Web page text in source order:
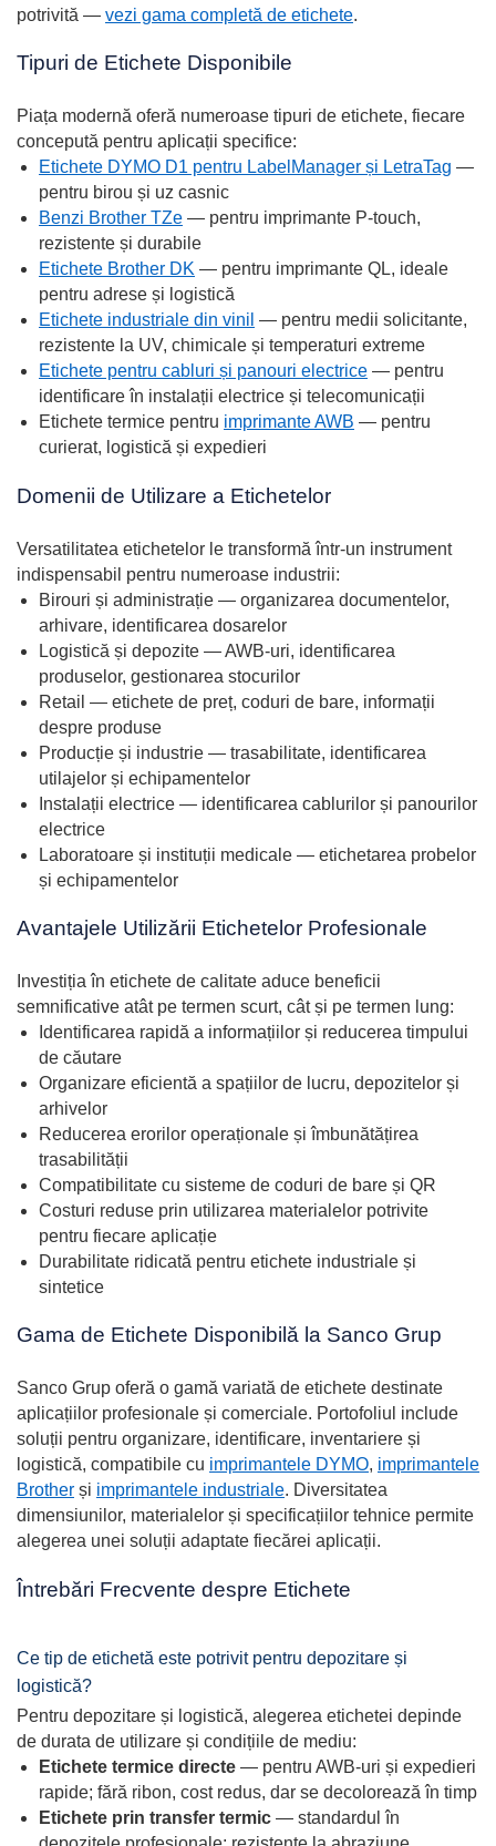
potrivită — vezi gama completă de etichete.
Tipuri de Etichete Disponibile
Piața modernă oferă numeroase tipuri de etichete, fiecare
concepută pentru aplicații specifice:
Etichete DYMO D1 pentru LabelManager și LetraTag —
pentru birou și uz casnic
Benzi Brother TZe — pentru imprimante P-touch,
rezistente și durabile
Etichete Brother DK — pentru imprimante QL, ideale
pentru adrese și logistică
Etichete industriale din vinil — pentru medii solicitante,
rezistente la UV, chimicale și temperaturi extreme
Etichete pentru cabluri și panouri electrice — pentru
identificare în instalații electrice și telecomunicații
Etichete termice pentru imprimante AWB — pentru
curierat, logistică și expedieri
Domenii de Utilizare a Etichetelor
Versatilitatea etichetelor le transformă într-un instrument
indispensabil pentru numeroase industrii:
Birouri și administrație — organizarea documentelor,
arhivare, identificarea dosarelor
Logistică și depozite — AWB-uri, identificarea
produselor, gestionarea stocurilor
Retail — etichete de preț, coduri de bare, informații
despre produse
Producție și industrie — trasabilitate, identificarea
utilajelor și echipamentelor
Instalații electrice — identificarea cablurilor și panourilor
electrice
Laboratoare și instituții medicale — etichetarea probelor
și echipamentelor
Avantajele Utilizării Etichetelor Profesionale
Investiția în etichete de calitate aduce beneficii
semnificative atât pe termen scurt, cât și pe termen lung:
Identificarea rapidă a informațiilor și reducerea timpului
de căutare
Organizare eficientă a spațiilor de lucru, depozitelor și
arhivelor
Reducerea erorilor operaționale și îmbunătățirea
trasabilității
Compatibilitate cu sisteme de coduri de bare și QR
Costuri reduse prin utilizarea materialelor potrivite
pentru fiecare aplicație
Durabilitate ridicată pentru etichete industriale și
sintetice
Gama de Etichete Disponibilă la Sanco Grup
Sanco Grup oferă o gamă variată de etichete destinate
aplicațiilor profesionale și comerciale. Portofoliul include
soluții pentru organizare, identificare, inventariere și
logistică, compatibile cu imprimantele DYMO, imprimantele
Brother și imprimantele industriale. Diversitatea
dimensiunilor, materialelor și specificațiilor tehnice permite
alegerea unei soluții adaptate fiecărei aplicații.
Întrebări Frecvente despre Etichete
Ce tip de etichetă este potrivit pentru depozitare și
logistică?
Pentru depozitare și logistică, alegerea etichetei depinde
de durata de utilizare și condițiile de mediu:
Etichete termice directe — pentru AWB-uri și expedieri
rapide; fără ribon, cost redus, dar se decolorează în timp
Etichete prin transfer termic — standardul în